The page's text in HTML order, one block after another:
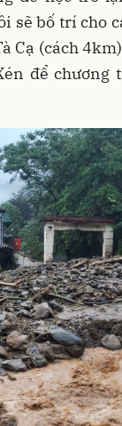
sẽ bố trí cho
Cạ (cách
để chương